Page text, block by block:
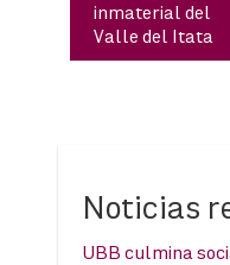
inmaterial del
Valle del Itata
Noticias
UBB culmina